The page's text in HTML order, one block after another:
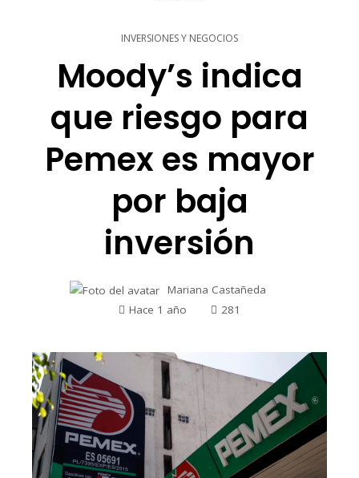
INVERSIONES Y NEGOCIOS
Moody’s indica
que riesgo para
Pemex es mayor
por baja
inversión
Mariana Castañeda
Hace 1 año
281